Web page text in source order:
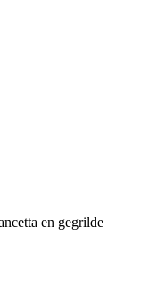
en gegrilde